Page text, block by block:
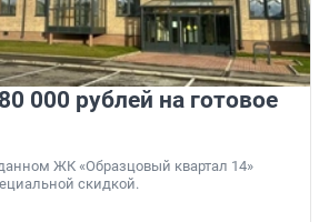
000 рублей на готовое
ЖК «Образцовый квартал 14»
скидкой.